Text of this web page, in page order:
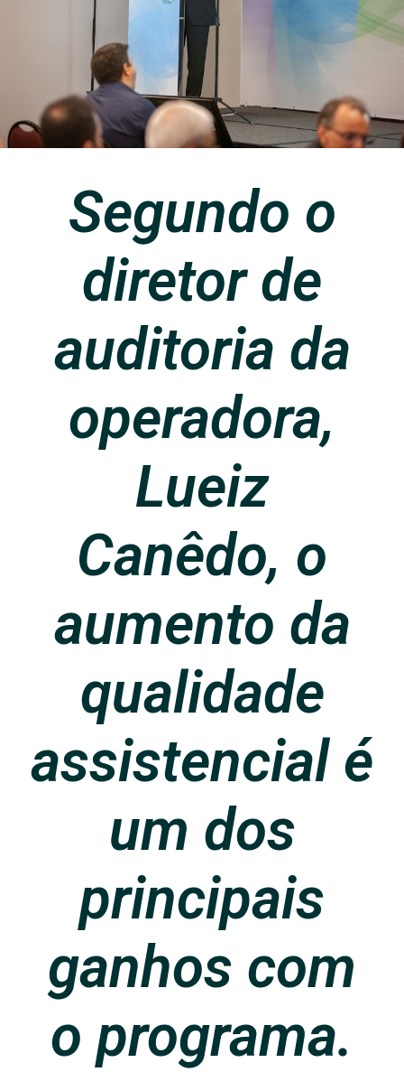
Segundo o
diretor de
auditoria da
operadora,
Lueiz
Canêdo, o
aumento da
qualidade
assistencial é
um dos
principais
ganhos com
o programa.